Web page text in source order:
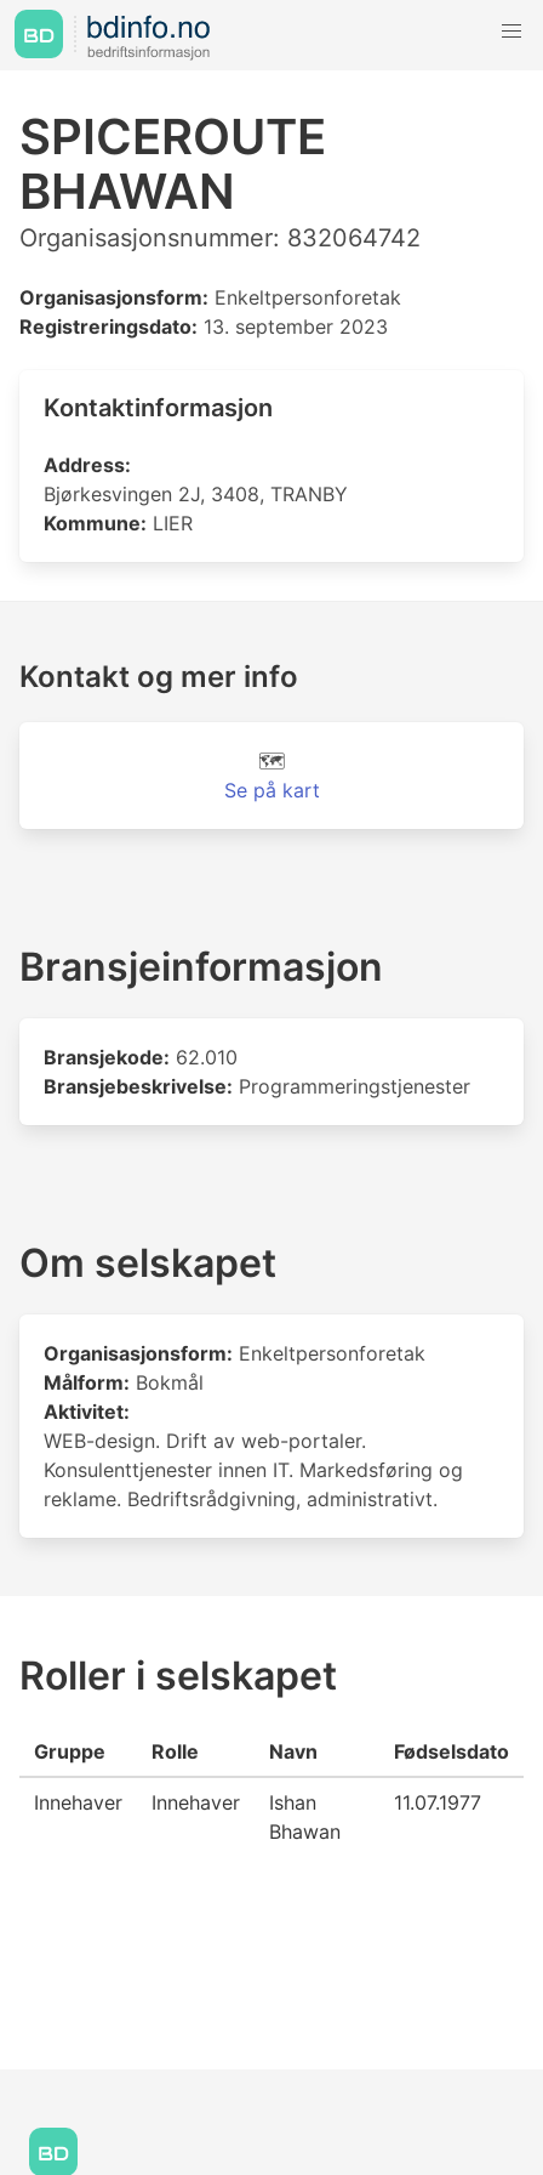
SPICEROUTE
BHAWAN
Organisasjonsnummer: 832064742
Organisasjonsform: Enkeltpersonforetak
Registreringsdato: 13. september 2023
Kontaktinformasjon
Address:
Bjørkesvingen 2J, 3408, TRANBY
Kommune: LIER
Kontakt og mer info
🗺️
Se på kart
Bransjeinformasjon
Bransjekode: 62.010
Bransjebeskrivelse: Programmeringstjenester
Om selskapet
Organisasjonsform: Enkeltpersonforetak
Målform: Bokmål
Aktivitet:
WEB-design. Drift av web-portaler.
Konsulenttjenester innen IT. Markedsføring og
reklame. Bedriftsrådgivning, administrativt.
Roller i selskapet
Gruppe Rolle Navn Fødselsdato
Innehaver Innehaver
Ishan
Bhawan
11.07.1977